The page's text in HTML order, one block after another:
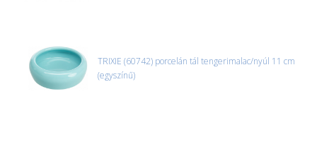
TRIXIE (60742) porcelán tál tengerimalac/nyúl 11 cm
(egyszínű)